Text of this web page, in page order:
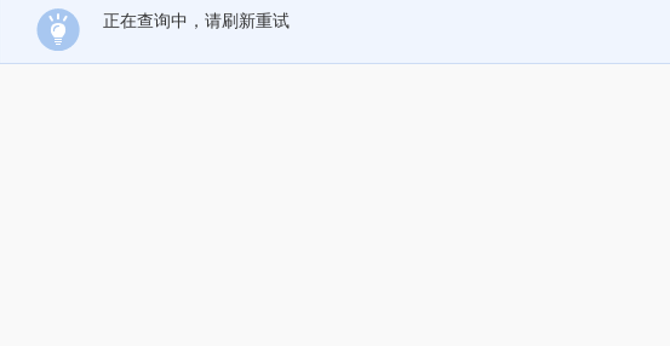
正在查询中，请刷新重试